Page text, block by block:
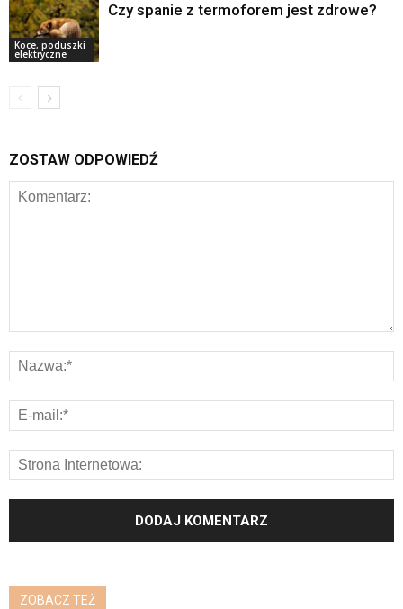
Koce, poduszki
elektryczne
Czy spanie z termoforem jest zdrowe?
ZOSTAW ODPOWIEDŹ
ZOBACZ TEŻ